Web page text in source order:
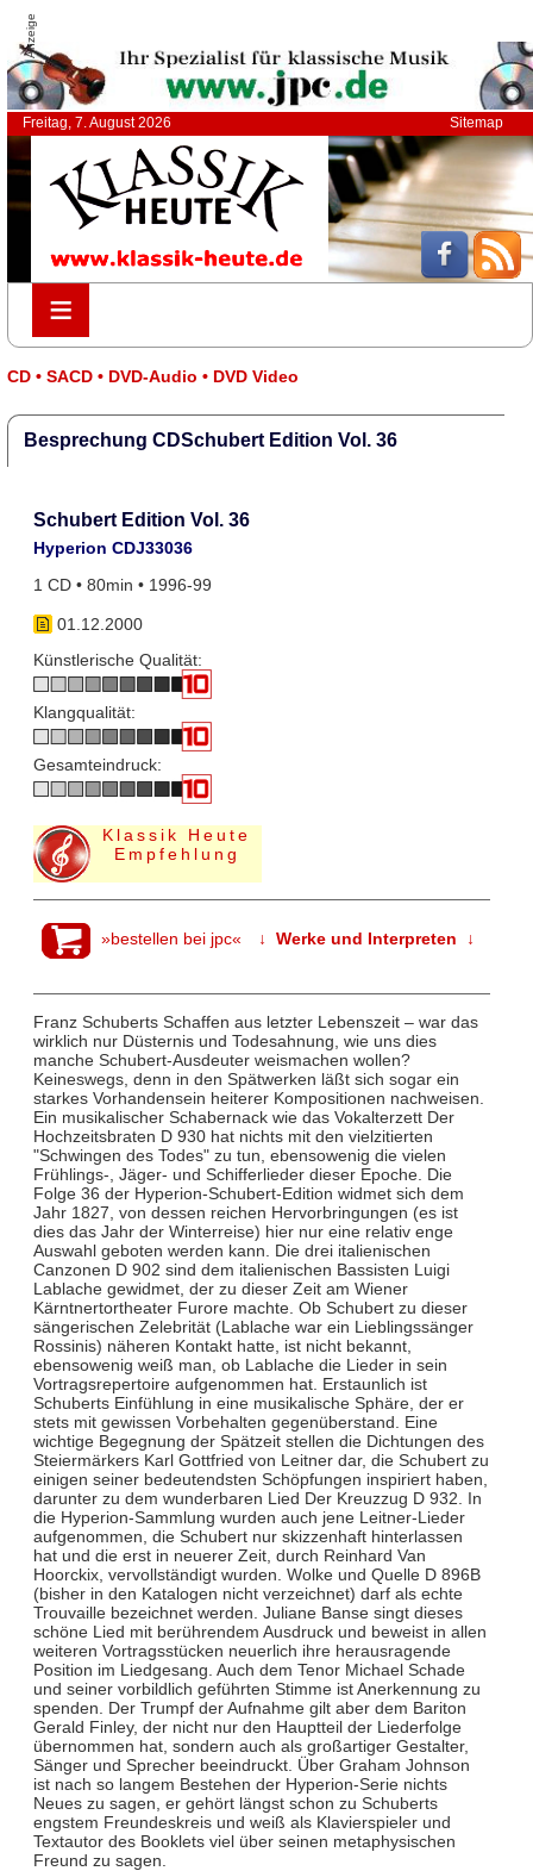
Anzeige
Freitag, 7. August 2026 Sitemap
≡
≡
CD • SACD • DVD-Audio • DVD Video
Besprechung CDSchubert Edition Vol. 36
Schubert Edition Vol. 36
Hyperion CDJ33036
1 CD • 80min • 1996-99
01.12.2000
Künstlerische Qualität:
Klangqualität:
Gesamteindruck:
Klassik Heute
Empfehlung
»bestellen bei jpc« ↓ Werke und Interpreten ↓
Franz Schuberts Schaffen aus letzter Lebenszeit – war das
wirklich nur Düsternis und Todesahnung, wie uns dies
manche Schubert-Ausdeuter weismachen wollen?
Keineswegs, denn in den Spätwerken läßt sich sogar ein
starkes Vorhandensein heiterer Kompositionen nachweisen.
Ein musikalischer Schabernack wie das Vokalterzett Der
Hochzeitsbraten D 930 hat nichts mit den vielzitierten
"Schwingen des Todes" zu tun, ebensowenig die vielen
Frühlings-, Jäger- und Schifferlieder dieser Epoche. Die
Folge 36 der Hyperion-Schubert-Edition widmet sich dem
Jahr 1827, von dessen reichen Hervorbringungen (es ist
dies das Jahr der Winterreise) hier nur eine relativ enge
Auswahl geboten werden kann. Die drei italienischen
Canzonen D 902 sind dem italienischen Bassisten Luigi
Lablache gewidmet, der zu dieser Zeit am Wiener
Kärntnertortheater Furore machte. Ob Schubert zu dieser
sängerischen Zelebrität (Lablache war ein Lieblingssänger
Rossinis) näheren Kontakt hatte, ist nicht bekannt,
ebensowenig weiß man, ob Lablache die Lieder in sein
Vortragsrepertoire aufgenommen hat. Erstaunlich ist
Schuberts Einfühlung in eine musikalische Sphäre, der er
stets mit gewissen Vorbehalten gegenüberstand. Eine
wichtige Begegnung der Spätzeit stellen die Dichtungen des
Steiermärkers Karl Gottfried von Leitner dar, die Schubert zu
einigen seiner bedeutendsten Schöpfungen inspiriert haben,
darunter zu dem wunderbaren Lied Der Kreuzzug D 932. In
die Hyperion-Sammlung wurden auch jene Leitner-Lieder
aufgenommen, die Schubert nur skizzenhaft hinterlassen
hat und die erst in neuerer Zeit, durch Reinhard Van
Hoorckix, vervollständigt wurden. Wolke und Quelle D 896B
(bisher in den Katalogen nicht verzeichnet) darf als echte
Trouvaille bezeichnet werden. Juliane Banse singt dieses
schöne Lied mit berührendem Ausdruck und beweist in allen
weiteren Vortragsstücken neuerlich ihre herausragende
Position im Liedgesang. Auch dem Tenor Michael Schade
und seiner vorbildlich geführten Stimme ist Anerkennung zu
spenden. Der Trumpf der Aufnahme gilt aber dem Bariton
Gerald Finley, der nicht nur den Hauptteil der Liederfolge
übernommen hat, sondern auch als großartiger Gestalter,
Sänger und Sprecher beeindruckt. Über Graham Johnson
ist nach so langem Bestehen der Hyperion-Serie nichts
Neues zu sagen, er gehört längst schon zu Schuberts
engstem Freundeskreis und weiß als Klavierspieler und
Textautor des Booklets viel über seinen metaphysischen
Freund zu sagen.